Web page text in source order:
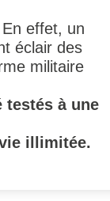
effet, un
éclair des
militaire
testés à une
illimitée.